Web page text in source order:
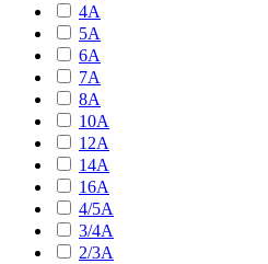
4A
5A
6A
7A
8A
10A
12A
14A
16A
4/5A
3/4A
2/3A